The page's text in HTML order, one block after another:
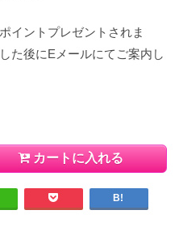
イントプレゼントされま
た後にEメールにてご案内し
カートに入れる